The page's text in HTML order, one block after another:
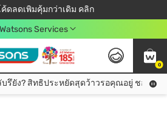
ค้ดลดเพิ่มคุ้มกว่าเดิม คลิก
น์ครั้งแรก ลดเพิ่มจุก ๆ 10%! 🎉
ส่งฟรี! เมื่อชอป 499฿
ชิกวัตสัน คลับดียังไง?
Services
0
มีบัตรสมาชิกวัตสัน คลับรึยัง? สิทธิประหยัดสุดว้าวรอคุณอยู่ ชอปคุ้มกว่าเดิม คลิก!
รึยัง? สิทธิประหยัดสุดว้าวรอคุณอยู่ ชอปคุ้มก